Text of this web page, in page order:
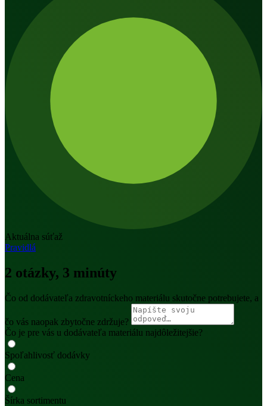
Aktuálna súťaž
Pravidlá
2 otázky, 3 minúty
Čo od dodávateľa zdravotníckeho materiálu skutočne potrebujete, a
čo vás naopak zbytočne zdržuje?
Čo je pre vás u dodávateľa materiálu najdôležitejšie?
Spoľahlivosť dodávky
Cena
Šírka sortimentu